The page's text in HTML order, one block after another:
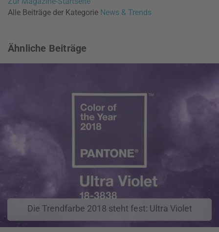
Alle Beiträge der Kategorie News & Trends
Ähnliche Beiträge
Die Trendfarbe 2018 steht fest: Ultra Violet